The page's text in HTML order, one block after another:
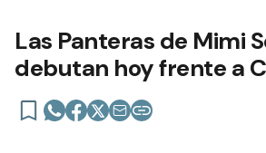
Las Panteras de Mimi
debutan hoy frente a